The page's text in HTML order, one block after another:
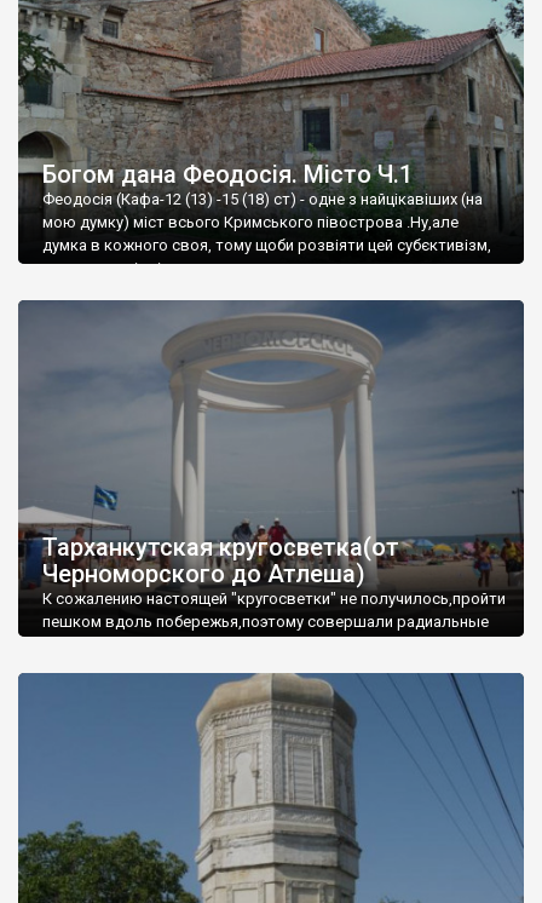
Богом дана Феодосія. Місто Ч.1
Феодосія (Кафа-12 (13) -15 (18) ст) - одне з найцікавіших (на
мою думку) міст всього Кримського півострова .Ну,але
думка в кожного своя, тому щоби розвіяти цей субєктивізм,
запрошую відвідати це
Тарханкутская кругосветка(от
Черноморского до Атлеша)
К сожалению настоящей "кругосветки" не получилось,пройти
пешком вдоль побережья,поэтому совершали радиальные